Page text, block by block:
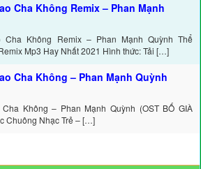
Cha Không Remix – Phan Mạnh
Cha Không Remix – Phan Mạnh Quỳnh Thể
Mp3 Hay Nhất 2021 Hình thức: Tải […]
Cha Không – Phan Mạnh Quỳnh
Không – Phan Mạnh Quỳnh (OST BỐ GIÀ
Chuông Nhạc Trẻ – […]